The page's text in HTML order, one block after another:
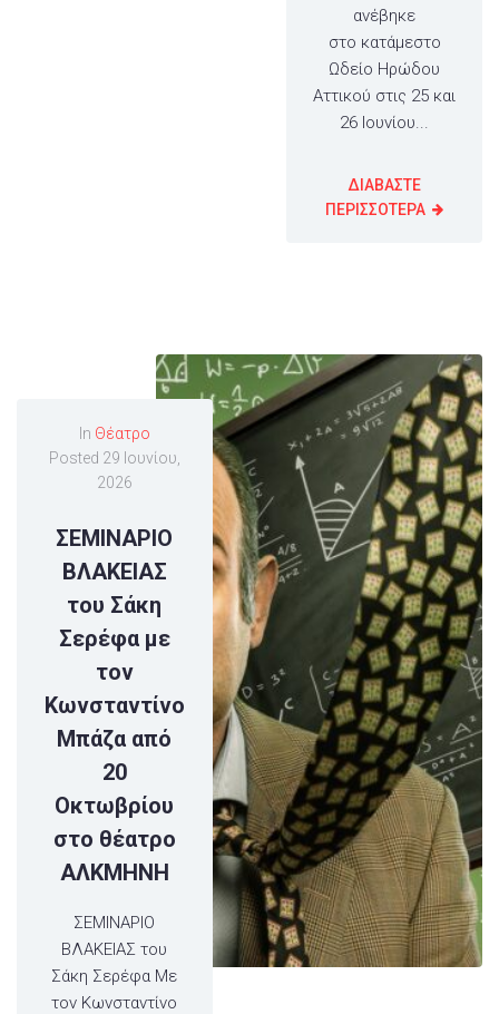
ανέβηκε
στο κατάμεστο
Ωδείο Ηρώδου
Αττικού στις 25 και
26 Ιουνίου...
ΔΙΑΒΑΣΤΕ
ΠΕΡΙΣΣΟΤΕΡΑ
In Θέατρο
Posted 29 Ιουνίου,
2026
ΣΕΜΙΝΑΡΙΟ
ΒΛΑΚΕΙΑΣ
του Σάκη
Σερέφα με
τον
Κωνσταντίνο
Μπάζα από
20
Οκτωβρίου
στο θέατρο
ΑΛΚΜΗΝΗ
ΣΕΜΙΝΑΡΙΟ
ΒΛΑΚΕΙΑΣ του
Σάκη Σερέφα Με
τον Κωνσταντίνο